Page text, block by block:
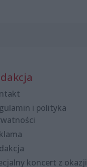
i polityka
koncert z okazji